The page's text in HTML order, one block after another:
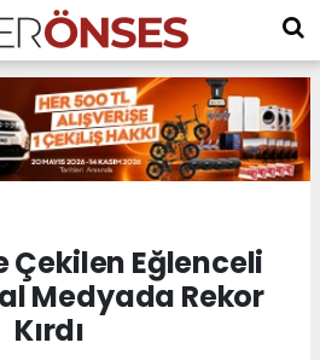
Çekilen Eğlenceli
Medyada Rekor
Kırdı